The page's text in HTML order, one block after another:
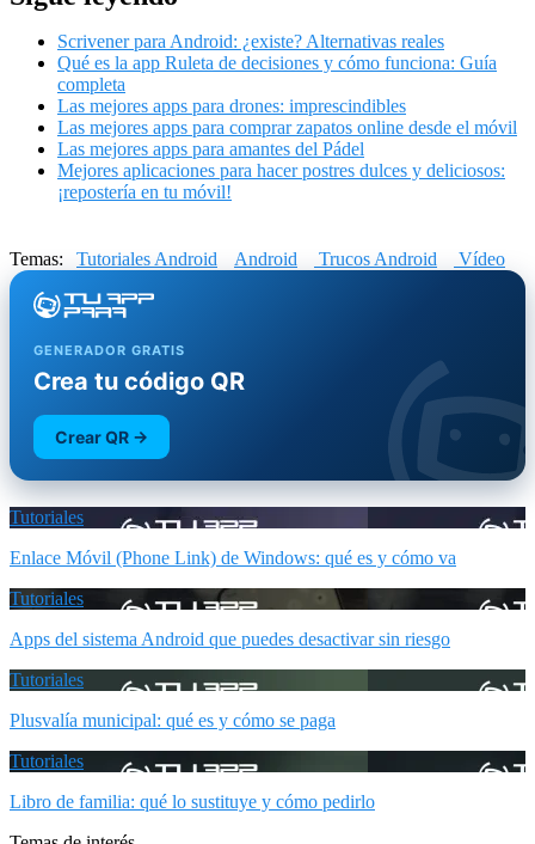
Scrivener para Android: ¿existe? Alternativas reales
Qué es la app Ruleta de decisiones y cómo funciona: Guía
completa
Las mejores apps para drones: imprescindibles
Las mejores apps para comprar zapatos online desde el móvil
Las mejores apps para amantes del Pádel
Mejores aplicaciones para hacer postres dulces y deliciosos:
¡repostería en tu móvil!
Temas: Tutoriales Android Android Trucos Android Vídeo
GENERADOR GRATIS
Crea tu código QR
Crear QR →
Tutoriales
Enlace Móvil (Phone Link) de Windows: qué es y cómo va
Tutoriales
Apps del sistema Android que puedes desactivar sin riesgo
Tutoriales
Plusvalía municipal: qué es y cómo se paga
Tutoriales
Libro de familia: qué lo sustituye y cómo pedirlo